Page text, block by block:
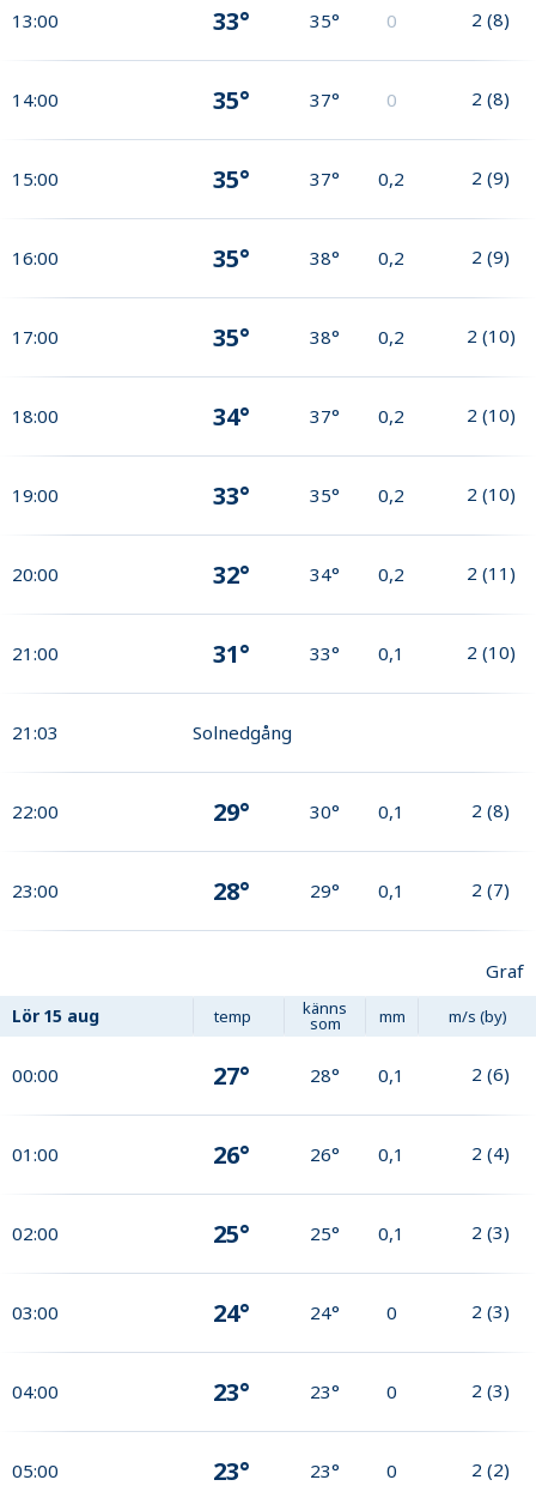
13:00 33° 35° 0 2 (8)
14:00 35° 37° 0 2 (8)
15:00 35° 37° 0,2 2 (9)
16:00 35° 38° 0,2 2 (9)
17:00 35° 38° 0,2 2 (10)
18:00 34° 37° 0,2 2 (10)
19:00 33° 35° 0,2 2 (10)
20:00 32° 34° 0,2 2 (11)
21:00 31° 33° 0,1 2 (10)
21:03 Solnedgång
22:00 29° 30° 0,1 2 (8)
23:00 28° 29° 0,1 2 (7)
Graf
Lör 15 aug temp känns
som mm m/s (by)
00:00 27° 28° 0,1 2 (6)
01:00 26° 26° 0,1 2 (4)
02:00 25° 25° 0,1 2 (3)
03:00 24° 24° 0 2 (3)
04:00 23° 23° 0 2 (3)
05:00 23° 23° 0 2 (2)